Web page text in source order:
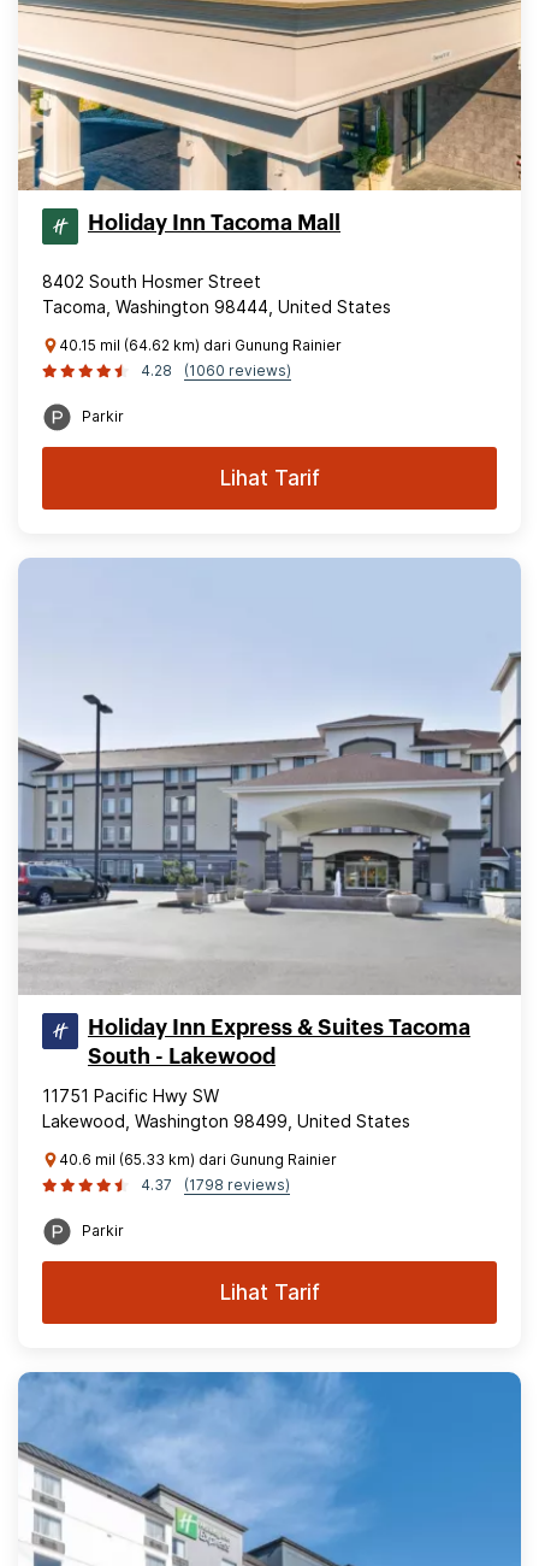
Holiday Inn Tacoma Mall
8402 South Hosmer Street
Tacoma, Washington 98444, United States
40.15 mil (64.62 km) dari Gunung Rainier
4.28
(1060 reviews)
Parkir
Lihat Tarif
Holiday Inn Express & Suites Tacoma
South - Lakewood
11751 Pacific Hwy SW
Lakewood, Washington 98499, United States
40.6 mil (65.33 km) dari Gunung Rainier
4.37
(1798 reviews)
Parkir
Lihat Tarif